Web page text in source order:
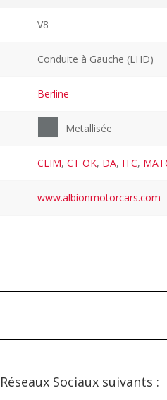
V8
Conduite à Gauche (LHD)
Berline
Metallisée
CLIM,CT OK, DA, ITC,
www.albionmotorcars.com
Sociaux suivants :